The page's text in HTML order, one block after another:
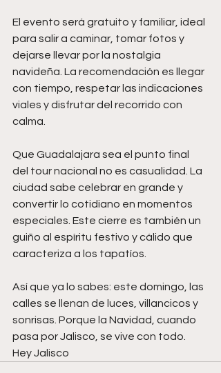
El evento será gratuito y familiar, ideal
para salir a caminar, tomar fotos y
dejarse llevar por la nostalgia
navideña. La recomendación es llegar
con tiempo, respetar las indicaciones
viales y disfrutar del recorrido con
calma.
Que Guadalajara sea el punto final
del tour nacional no es casualidad. La
ciudad sabe celebrar en grande y
convertir lo cotidiano en momentos
especiales. Este cierre es también un
guiño al espíritu festivo y cálido que
caracteriza a los tapatíos.
Así que ya lo sabes: este domingo, las
calles se llenan de luces, villancicos y
sonrisas. Porque la Navidad, cuando
pasa por Jalisco, se vive con todo.
Hey Jalisco